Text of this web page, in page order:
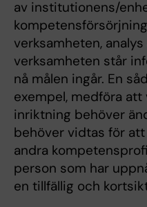
av institutionens/
verksamheten,
verksamheten står
nå målen ingår. En
exempel, medföra
inriktning behöver
behöver vidtas för
andra
person som har
en tillfällig och